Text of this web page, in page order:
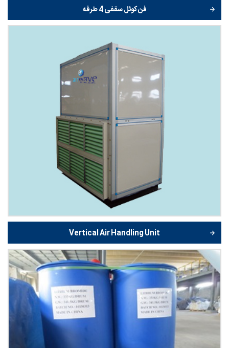
فن کوئل سقفی 4 طرفه
Vertical Air Handling Unit